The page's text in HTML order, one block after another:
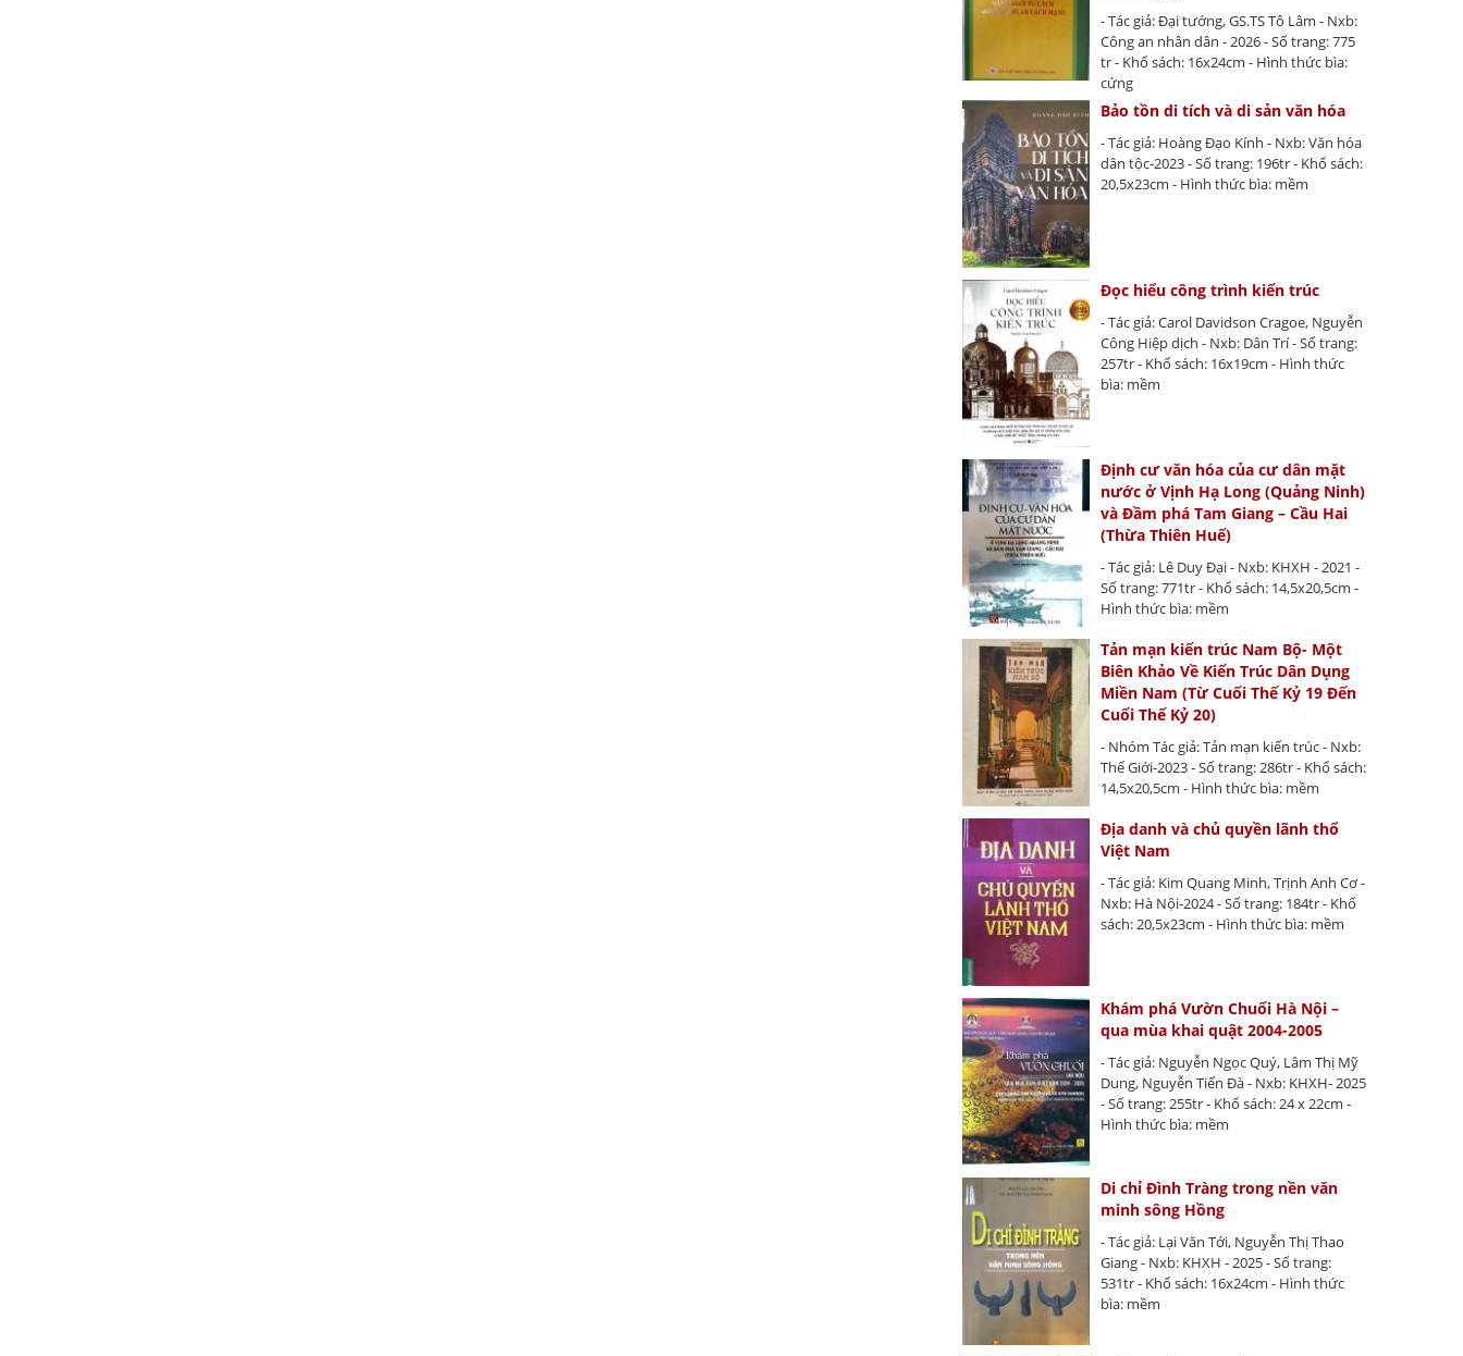
- Tác giả: Đại tướng, GS.TS Tô Lâm - Nxb:
Công an nhân dân - 2026 - Số trang: 775
tr - Khổ sách: 16x24cm - Hình thức bìa:
cứng
Bảo tồn di tích và di sản văn hóa
- Tác giả: Hoàng Đạo Kính - Nxb: Văn hóa
dân tộc-2023 - Số trang: 196tr - Khổ sách:
20,5x23cm - Hình thức bìa: mềm
Đọc hiểu công trình kiến trúc
- Tác giả: Carol Davidson Cragoe, Nguyễn
Công Hiệp dịch - Nxb: Dân Trí - Số trang:
257tr - Khổ sách: 16x19cm - Hình thức
bìa: mềm
Định cư văn hóa của cư dân mặt
nước ở Vịnh Hạ Long (Quảng Ninh)
và Đầm phá Tam Giang – Cầu Hai
(Thừa Thiên Huế)
- Tác giả: Lê Duy Đại - Nxb: KHXH - 2021 -
Số trang: 771tr - Khổ sách: 14,5x20,5cm -
Hình thức bìa: mềm
Tản mạn kiến trúc Nam Bộ- Một
Biên Khảo Về Kiến Trúc Dân Dụng
Miền Nam (Từ Cuối Thế Kỷ 19 Đến
Cuối Thế Kỷ 20)
- Nhóm Tác giả: Tản mạn kiến trúc - Nxb:
Thế Giới-2023 - Số trang: 286tr - Khổ sách:
14,5x20,5cm - Hình thức bìa: mềm
Địa danh và chủ quyền lãnh thổ
Việt Nam
- Tác giả: Kim Quang Minh, Trịnh Anh Cơ -
Nxb: Hà Nội-2024 - Số trang: 184tr - Khổ
sách: 20,5x23cm - Hình thức bìa: mềm
Khám phá Vườn Chuối Hà Nội –
qua mùa khai quật 2004-2005
- Tác giả: Nguyễn Ngọc Quý, Lâm Thị Mỹ
Dung, Nguyễn Tiến Đà - Nxb: KHXH- 2025
- Số trang: 255tr - Khổ sách: 24 x 22cm -
Hình thức bìa: mềm
Di chỉ Đình Tràng trong nền văn
minh sông Hồng
- Tác giả: Lại Văn Tới, Nguyễn Thị Thao
Giang - Nxb: KHXH - 2025 - Số trang:
531tr - Khổ sách: 16x24cm - Hình thức
bìa: mềm